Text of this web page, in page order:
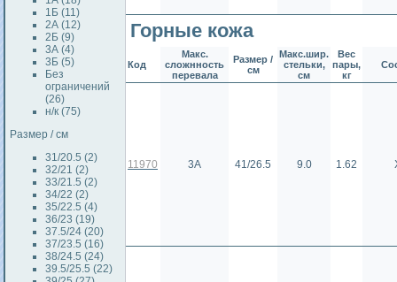
1Б (11)
2А (12)
2Б (9)
3А (4)
3Б (5)
Без
ограничений
(26)
н/к (75)
Размер / см
31/20.5 (2)
32/21 (2)
33/21.5 (2)
34/22 (2)
35/22.5 (4)
36/23 (19)
37.5/24 (20)
37/23.5 (16)
38/24.5 (24)
39.5/25.5 (22)
Горные кожа
Код
Макс.
сложнность
перевала
Размер /
см
Макс.шир.
стельки,
см
Вес
пары,
кг
11970 3А 41/26.5 9.0 1.62